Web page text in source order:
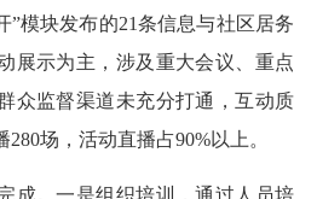
”模块发布的21条信息与社区居务
展示为主，涉及重大会议、重点
众监督渠道未充分打通，互动质
场，活动直播占90%以上。